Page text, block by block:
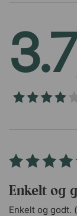
3.7
Enkelt og
Enkelt og godt. (